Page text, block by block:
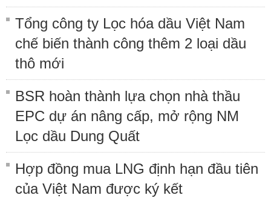
Tổng công ty Lọc hóa dầu Việt Nam
chế biến thành công thêm 2 loại dầu
thô mới
BSR hoàn thành lựa chọn nhà thầu
EPC dự án nâng cấp, mở rộng NM
Lọc dầu Dung Quất
Hợp đồng mua LNG định hạn đầu tiên
của Việt Nam được ký kết